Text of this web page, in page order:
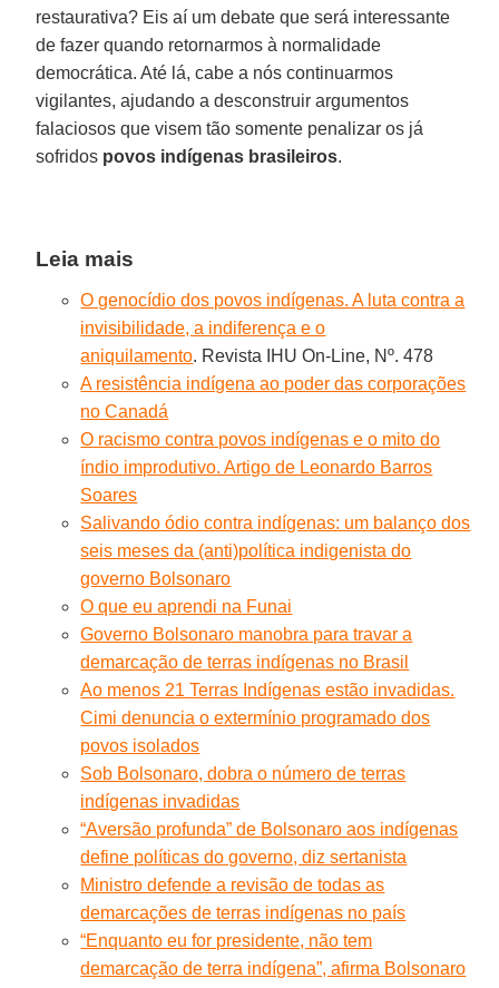
restaurativa? Eis aí um debate que será interessante
de fazer quando retornarmos à normalidade
democrática. Até lá, cabe a nós continuarmos
vigilantes, ajudando a desconstruir argumentos
falaciosos que visem tão somente penalizar os já
sofridos povos indígenas brasileiros.
Leia mais
O genocídio dos povos indígenas. A luta contra a
invisibilidade, a indiferença e o
aniquilamento. Revista IHU On-Line, Nº. 478
A resistência indígena ao poder das corporações
no Canadá
O racismo contra povos indígenas e o mito do
índio improdutivo. Artigo de Leonardo Barros
Soares
Salivando ódio contra indígenas: um balanço dos
seis meses da (anti)política indigenista do
governo Bolsonaro
O que eu aprendi na Funai
Governo Bolsonaro manobra para travar a
demarcação de terras indígenas no Brasil
Ao menos 21 Terras Indígenas estão invadidas.
Cimi denuncia o extermínio programado dos
povos isolados
Sob Bolsonaro, dobra o número de terras
indígenas invadidas
“Aversão profunda” de Bolsonaro aos indígenas
define políticas do governo, diz sertanista
Ministro defende a revisão de todas as
demarcações de terras indígenas no país
“Enquanto eu for presidente, não tem
demarcação de terra indígena”, afirma Bolsonaro